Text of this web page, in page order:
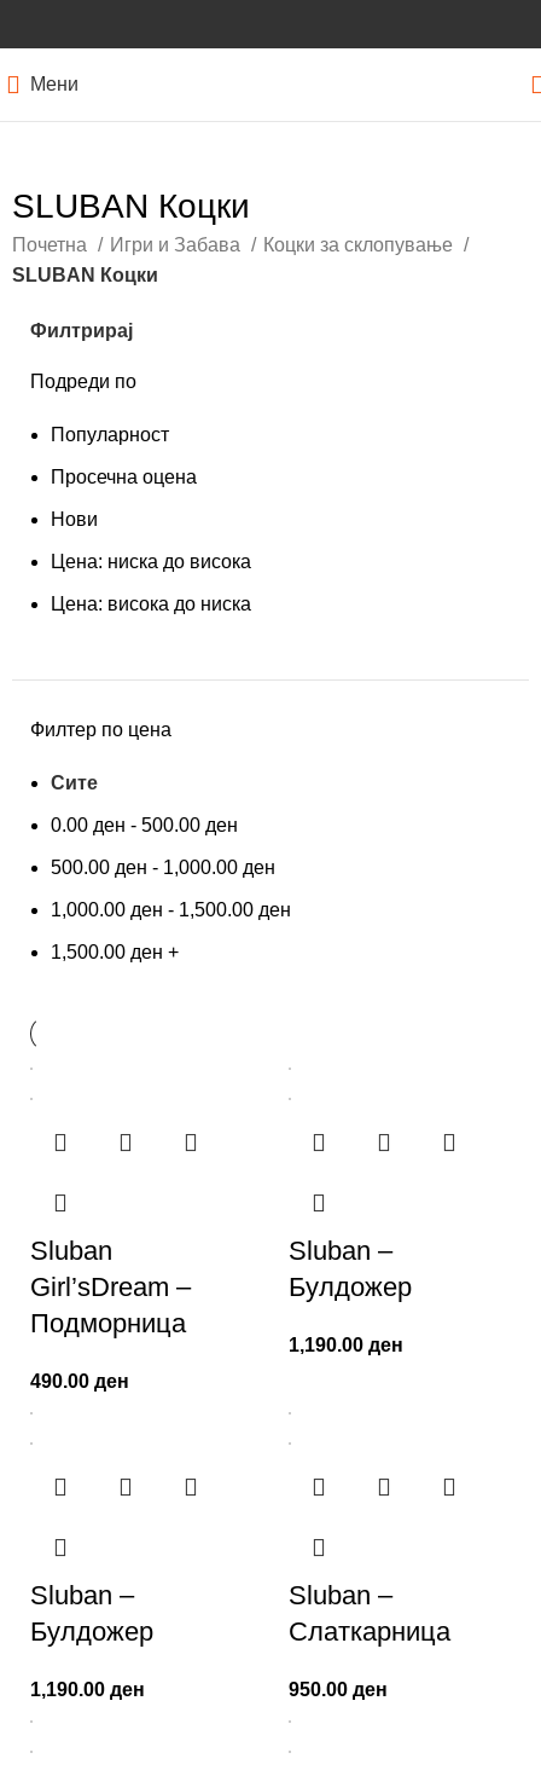
Мени
SLUBAN Коцки
Почетна Игри и Забава
Коцки за склопување
SLUBAN Коцки
Филтрирај
Подреди по
Популарност
Просечна оцена
Нови
Цена: ниска до висока
Цена: висока до ниска
Филтер по цена
Сите
0.00 ден - 500.00 ден
500.00 ден - 1,000.00 ден
1,000.00 ден - 1,500.00 ден
1,500.00 ден +
Sluban
Girl’sDream –
Подморница
490.00 ден
Sluban –
Булдожер
1,190.00 ден
Sluban –
Булдожер
1,190.00 ден
Sluban –
Слаткарница
950.00 ден